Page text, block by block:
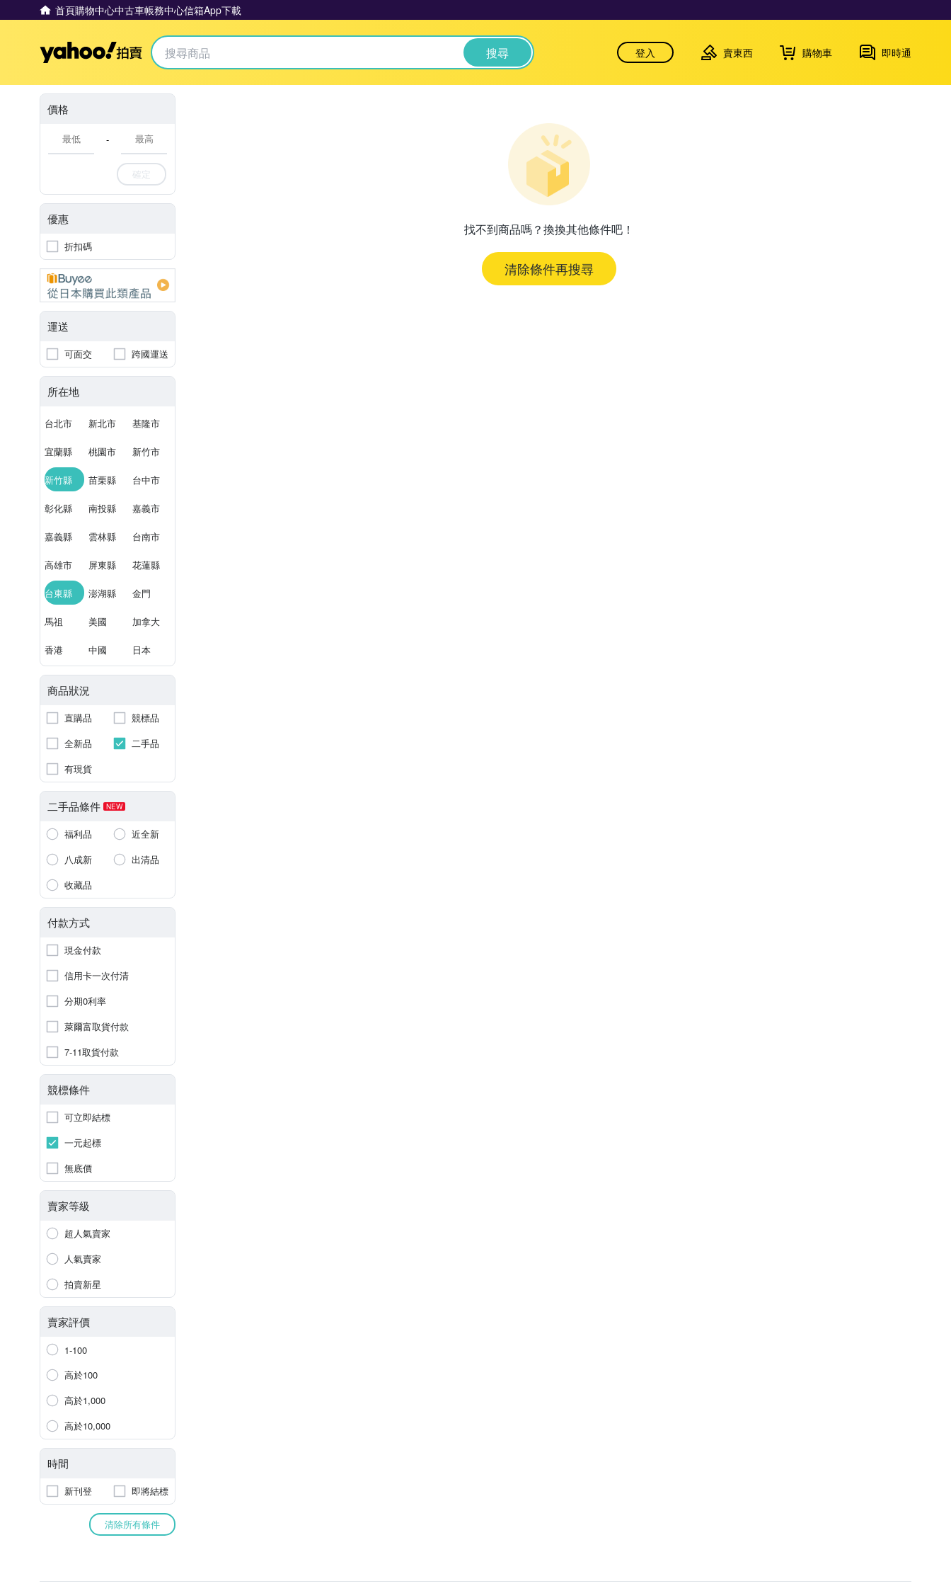
首頁購物中心中古車帳務中心信箱App下載
Yahoo拍賣 搜尋 登入 賣東西 購物車 即時通
價格
-
確定
優惠
折扣碼
運送
可面交 跨國運送
所在地
台北市 新北市 基隆市
宜蘭縣 桃園市 新竹市
新竹縣 苗栗縣 台中市
彰化縣 南投縣 嘉義市
嘉義縣 雲林縣 台南市
高雄市 屏東縣 花蓮縣
台東縣 澎湖縣 金門
馬祖 美國 加拿大
香港 中國 日本
商品狀況
直購品
競標品
全新品
二手品
有現貨
二手品條件 NEW
福利品
近全新
八成新
出清品
收藏品
付款方式
現金付款
信用卡一次付清
分期0利率
萊爾富取貨付款
7-11取貨付款
競標條件
可立即結標
一元起標
無底價
賣家等級
超人氣賣家
人氣賣家
拍賣新星
賣家評價
1-100
高於100
高於1,000
高於10,000
時間
新刊登 即將結標
清除所有條件
找不到商品嗎？換換其他條件吧！
清除條件再搜尋